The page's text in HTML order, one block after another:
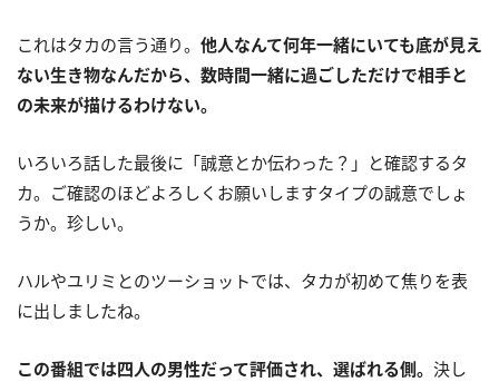
これはタカの言う通り。 他人なんて何年一緒にいても底が見え
ない生き物なんだから、数時間一緒に過ごしただけで相手と
の未来が描けるわけない。
いろいろ話した最後に「誠意とか伝わった？」と確認するタ
カ。ご確認のほどよろしくお願いしますタイプの誠意でしょ
うか。珍しい。
ハルやユリミとのツーショットでは、タカが初めて焦りを表
に出しましたね。
この番組では四人の男性だって評価され、選ばれる側。 決し